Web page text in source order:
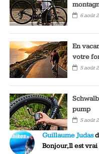
6 août
En
votre
5 août
pump
5 août
Guillaume Judas
Bonjour,Il est vrai